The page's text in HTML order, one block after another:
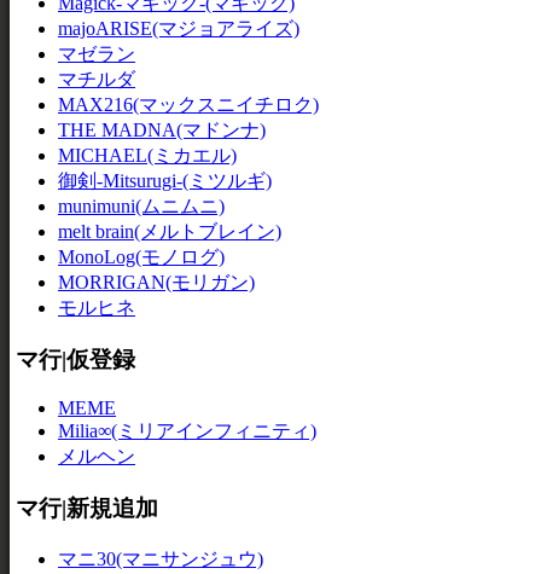
majoARISE(マジョアライズ)
マゼラン
マチルダ
MAX216(マックスニイチロク)
THE MADNA(マドンナ)
MICHAEL(ミカエル)
御剣-Mitsurugi-(ミツルギ)
munimuni(ムニムニ)
melt brain(メルトブレイン)
MonoLog(モノログ)
MORRIGAN(モリガン)
モルヒネ
マ行|仮登録
MEME
Milia∞(ミリアインフィニティ)
メルヘン
マ行|新規追加
マニ30(マニサンジュウ)